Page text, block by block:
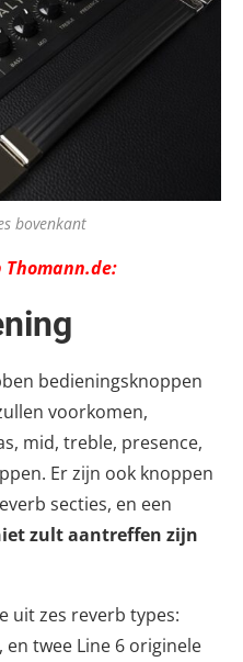
bovenkant
bedieningsknoppen
voorkomen,
mid, treble, presence,
Er zijn ook knoppen
secties, en een
zult aantreffen zijn
uit zes reverb types:
twee Line 6 originele